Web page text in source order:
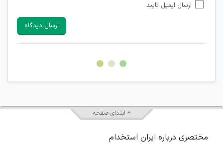
امکان تأیید نظرات کاربرانی که به هر طریقی قصد مأیوس کردن
هرگونه تحریک، تحقیر و کنایه به سایر افراد (مسئول و غیر مسئول)
غیر مجاز می باشد.
امکان هماهنگی برای هرگونه ملاقات حضوری چه به صورت دسته
ارسال ایمیل تایید
ارسال دیدگاه
ابتدای صفحه
مختصری درباره ایران استخدام